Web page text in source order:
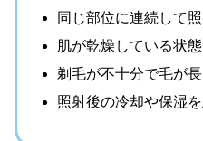
同じ部位に連続して
肌が乾燥している状
剃毛が不十分で毛が
照射後の冷却や保湿